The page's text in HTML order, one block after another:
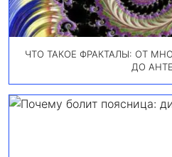
ЧТО ТАКОЕ ФРАКТАЛЫ: ОТ
ДО